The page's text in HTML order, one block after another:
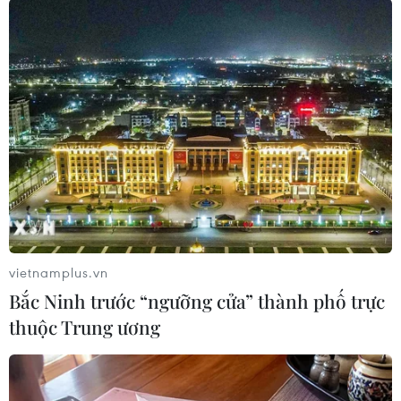
trong đó 632 người không biểu hiện triệu
chứng. Hầu hết đều mắc biến thể Delta.
Kết quả cho thấy không có sự khác biệt đáng kể
về tải lượng virus trung bình giữa người đã
tiêm chủng và chưa tiêm chủng, có hoặc không
triệu chứng, hay khác biệt về nhóm tuổi, giới
tính, hoặc loại vaccine ngừa COVID-19./.
(TTXVN/Vietnam+)
vietnamplus.vn
Bắc Ninh trước “ngưỡng cửa” thành phố trực
thuộc Trung ương